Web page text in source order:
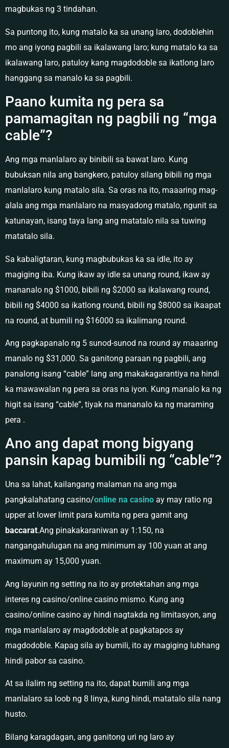
magbukas ng 3 tindahan.
Sa puntong ito, kung matalo ka sa unang laro, dodoblehin
mo ang iyong pagbili sa ikalawang laro; kung matalo ka sa
ikalawang laro, patuloy kang magdodoble sa ikatlong laro
hanggang sa manalo ka sa pagbili.
Paano kumita ng pera sa
pamamagitan ng pagbili ng “mga
cable”?
Ang mga manlalaro ay binibili sa bawat laro. Kung
bubuksan nila ang bangkero, patuloy silang bibili ng mga
manlalaro kung matalo sila. Sa oras na ito, maaaring mag-
alala ang mga manlalaro na masyadong matalo, ngunit sa
katunayan, isang taya lang ang matatalo nila sa tuwing
matatalo sila.
Sa kabaligtaran, kung magbubukas ka sa idle, ito ay
magiging iba. Kung ikaw ay idle sa unang round, ikaw ay
mananalo ng $1000, bibili ng $2000 sa ikalawang round,
bibili ng $4000 sa ikatlong round, bibili ng $8000 sa ikaapat
na round, at bumili ng $16000 sa ikalimang round.
Ang pagkapanalo ng 5 sunod-sunod na round ay maaaring
manalo ng $31,000. Sa ganitong paraan ng pagbili, ang
panalong isang “cable” lang ang makakagarantiya na hindi
ka mawawalan ng pera sa oras na iyon. Kung manalo ka ng
higit sa isang “cable”, tiyak na mananalo ka ng maraming
pera .
Ano ang dapat mong bigyang
pansin kapag bumibili ng “cable”?
Una sa lahat, kailangang malaman na ang mga
pangkalahatang casino/online na casino ay may ratio ng
upper at lower limit para kumita ng pera gamit ang
baccarat.Ang pinakakaraniwan ay 1:150, na
nangangahulugan na ang minimum ay 100 yuan at ang
maximum ay 15,000 yuan.
Ang layunin ng setting na ito ay protektahan ang mga
interes ng casino/online casino mismo. Kung ang
casino/online casino ay hindi nagtakda ng limitasyon, ang
mga manlalaro ay magdodoble at pagkatapos ay
magdodoble. Kapag sila ay bumili, ito ay magiging lubhang
hindi pabor sa casino.
At sa ilalim ng setting na ito, dapat bumili ang mga
manlalaro sa loob ng 8 linya, kung hindi, matatalo sila nang
husto.
Bilang karagdagan, ang ganitong uri ng laro ay